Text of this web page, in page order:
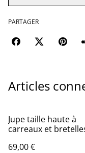
PARTAGER
Articles
Jupe taille haute à
carreaux et
69,00 €